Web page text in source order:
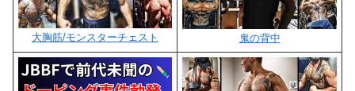
大胸筋/モンスターチェスト 鬼の背中